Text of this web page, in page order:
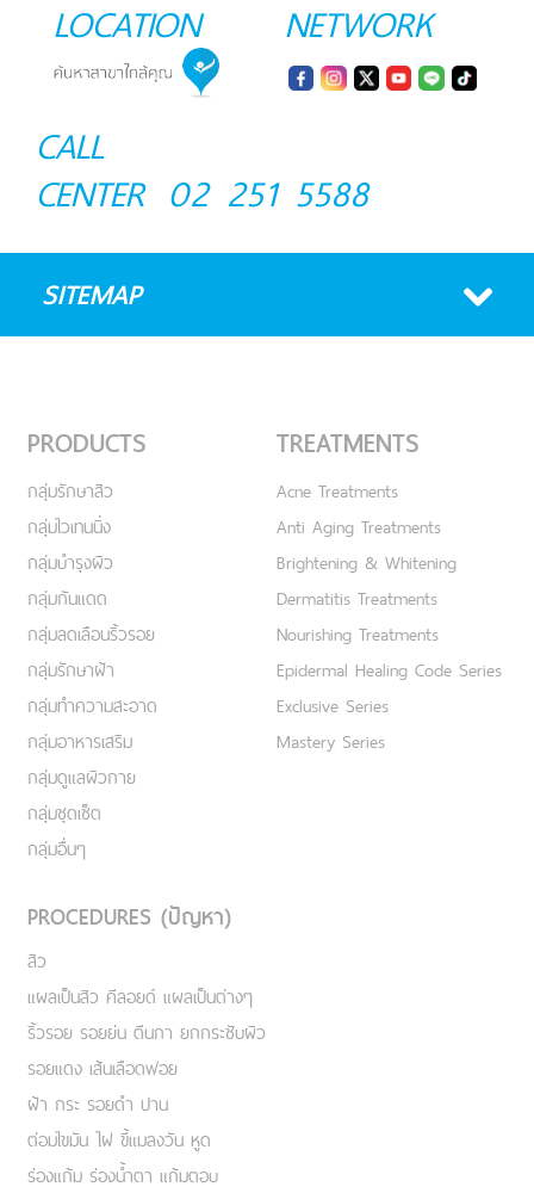
LOCATION
NETWORK
CALL
CENTER 02 251 5588
SITEMAP
PRODUCTS
กลุ่มรักษาสิว
กลุ่มไวเทนนิ่ง
กลุ่มบำรุงผิว
กลุ่มกันแดด
กลุ่มลดเลือนริ้วรอย
กลุ่มรักษาฝ้า
กลุ่มทำความสะอาด
กลุ่มอาหารเสริม
กลุ่มดูแลผิวกาย
กลุ่มชุดเซ็ต
กลุ่มอื่นๆ
TREATMENTS
Acne Treatments
Anti Aging Treatments
Brightening & Whitening
Dermatitis Treatments
Nourishing Treatments
Epidermal Healing Code Series
Exclusive Series
Mastery Series
PROCEDURES (ปัญหา)
สิว
แผลเป็นสิว คีลอยด์ แผลเป็นต่างๆ
ริ้วรอย รอยย่น ตีนกา ยกกระชับผิว
รอยแดง เส้นเลือดฟอย
ฝ้า กระ รอยดำ ปาน
ต่อมไขมัน ไฝ ขี้แมลงวัน หูด
ร่องแก้ม ร่องน้ำตา แก้มตอบ